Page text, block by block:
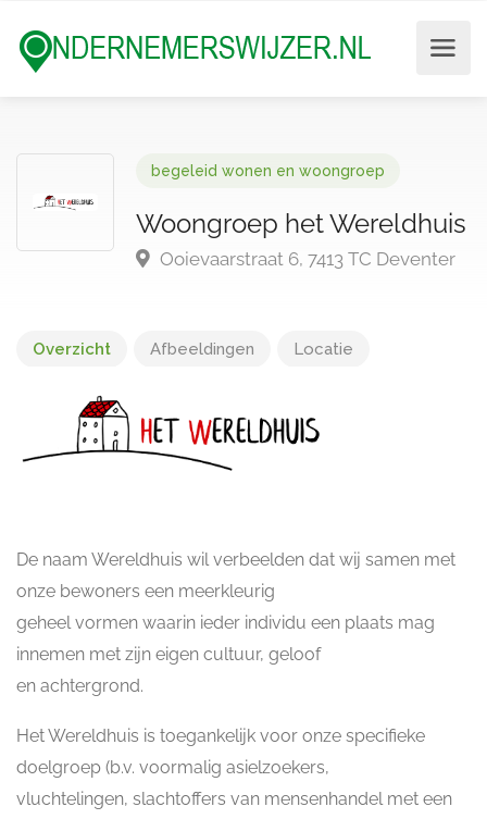
begeleid wonen en woongroep
Woongroep het Wereldhuis
Ooievaarstraat 6, 7413 TC Deventer
Overzicht Afbeeldingen Locatie
De naam Wereldhuis wil verbeelden dat wij samen met
onze bewoners een meerkleurig
geheel vormen waarin ieder individu een plaats mag
innemen met zijn eigen cultuur, geloof
en achtergrond.
Het Wereldhuis is toegankelijk voor onze specifieke
doelgroep (b.v. voormalig asielzoekers,
vluchtelingen, slachtoffers van mensenhandel met een